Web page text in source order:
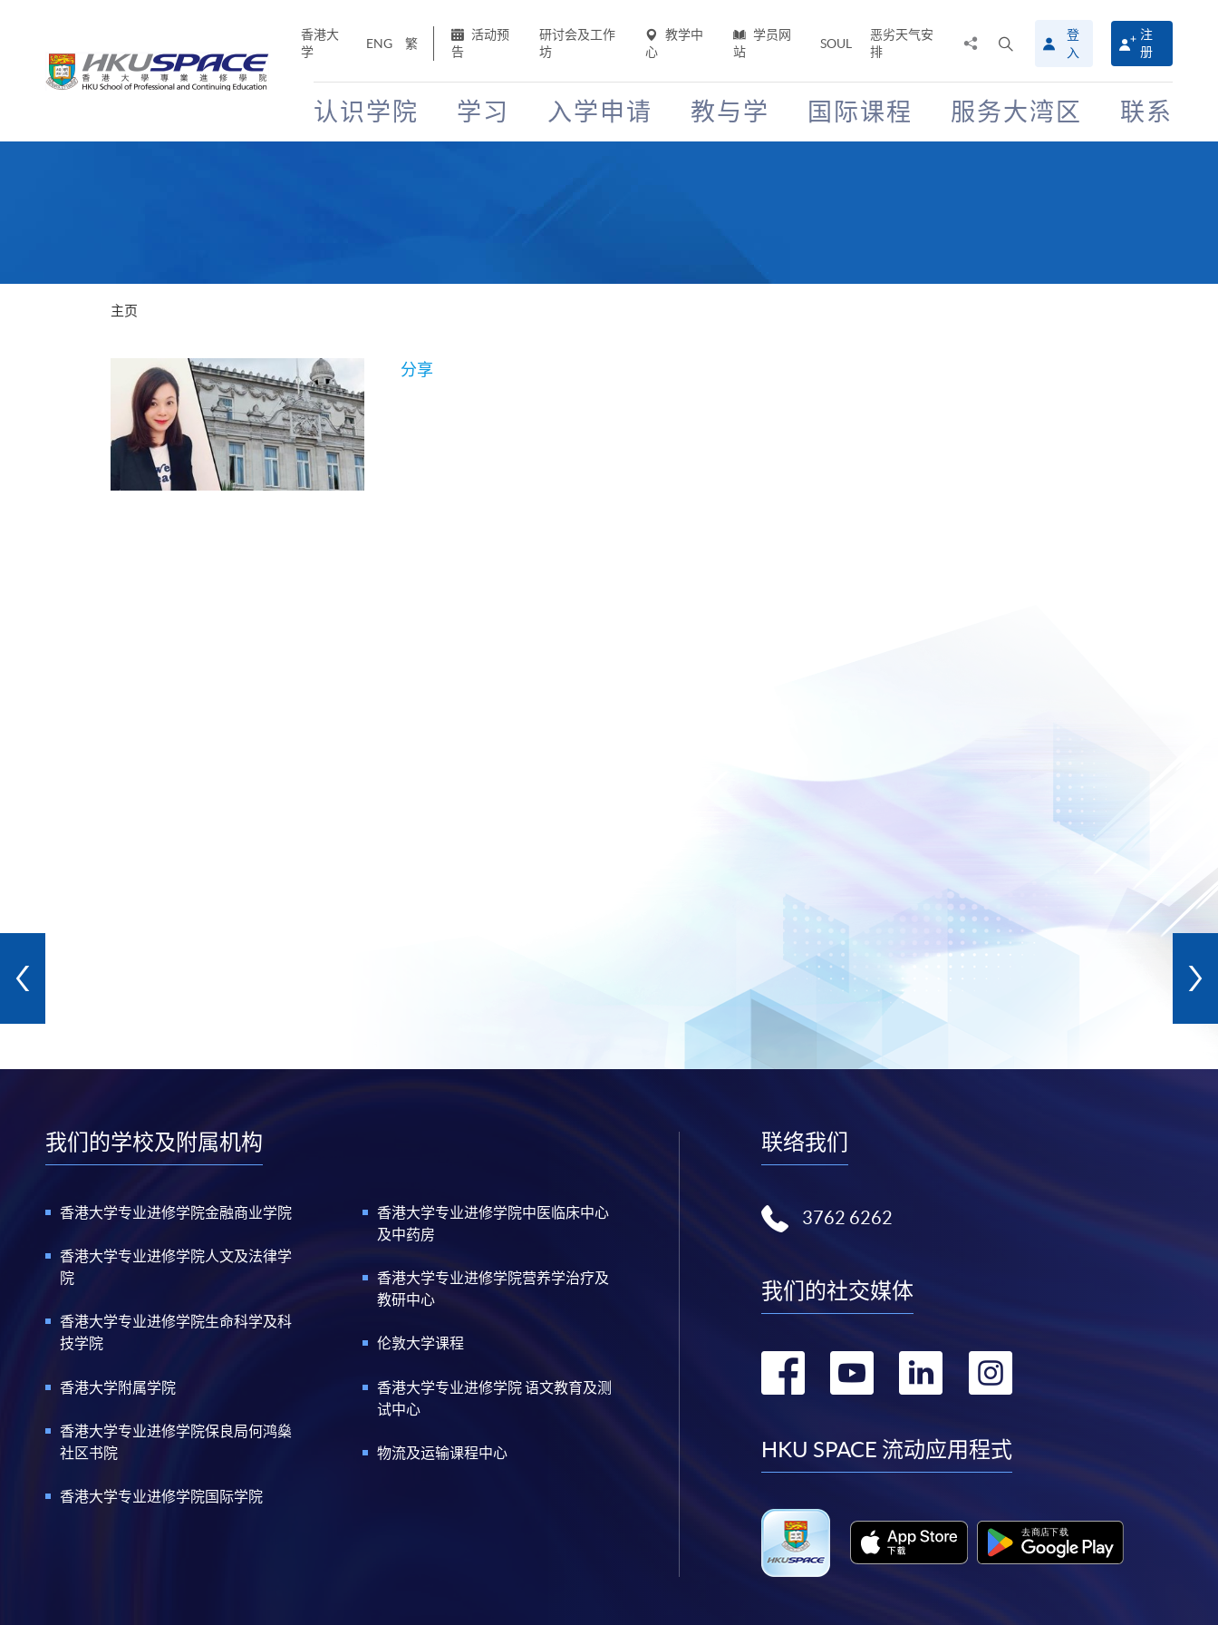
香港大
学
ENG 繁
活动预
告
研讨会及工作
坊
教学中
心
学员网
站
SOUL
恶劣天气安
排
搜
寻
介
面
登
入
注
册
认识学院 学习 入学申请 教与学 国际课程 服务大湾区 联系
主页
分享
我们的学校及附属机构
香港大学专业进修学院金融商业学院
香港大学专业进修学院人文及法律学
院
香港大学专业进修学院生命科学及科
技学院
香港大学附属学院
香港大学专业进修学院保良局何鸿燊
社区书院
香港大学专业进修学院国际学院
香港大学专业进修学院中医临床中心
及中药房
香港大学专业进修学院营养学治疗及
教研中心
伦敦大学课程
香港大学专业进修学院 语文教育及测
试中心
物流及运输课程中心
联络我们
3762 6262
我们的社交媒体
转
facebook
转
youtube
转
linkedin
转
instagram
HKU SPACE 流动应用程式